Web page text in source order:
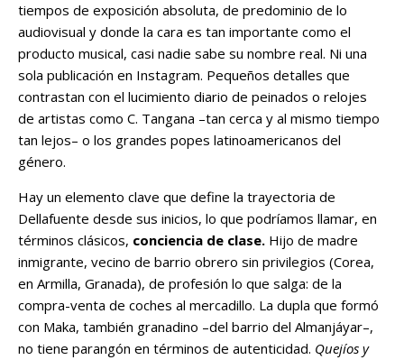
tiempos de exposición absoluta, de predominio de lo
audiovisual y donde la cara es tan importante como el
producto musical, casi nadie sabe su nombre real. Ni una
sola publicación en Instagram. Pequeños detalles que
contrastan con el lucimiento diario de peinados o relojes
de artistas como C. Tangana –tan cerca y al mismo tiempo
tan lejos– o los grandes popes latinoamericanos del
género.
Hay un elemento clave que define la trayectoria de
Dellafuente desde sus inicios, lo que podríamos llamar, en
términos clásicos, conciencia de clase. Hijo de madre
inmigrante, vecino de barrio obrero sin privilegios (Corea,
en Armilla, Granada), de profesión lo que salga: de la
compra-venta de coches al mercadillo. La dupla que formó
con Maka, también granadino –del barrio del Almanjáyar–,
no tiene parangón en términos de autenticidad. Quejíos y